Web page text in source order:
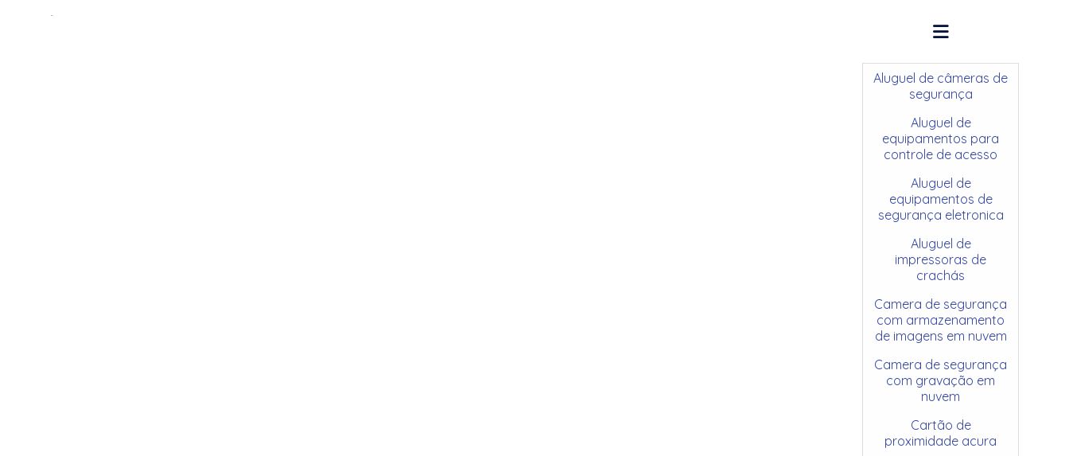
Aluguel de câmeras de
segurança
Aluguel de
equipamentos para
controle de acesso
Aluguel de
equipamentos de
segurança eletronica
Aluguel de
impressoras de
crachás
Camera de segurança
com armazenamento
de imagens em nuvem
Camera de segurança
com gravação em
nuvem
Cartão de
proximidade acura